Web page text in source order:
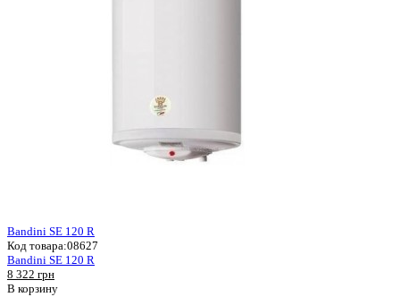
Bandini SE 120 R
Код товара:08627
Bandini SE 120 R
8 322 грн
В корзину